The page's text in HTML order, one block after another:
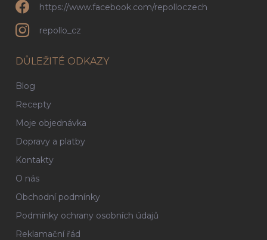
https://www.facebook.com/repolloczech
repollo_cz
DŮLEŽITÉ ODKAZY
Blog
Recepty
Moje objednávka
Dopravy a platby
Kontakty
O nás
Obchodní podmínky
Podmínky ochrany osobních údajů
Reklamační řád